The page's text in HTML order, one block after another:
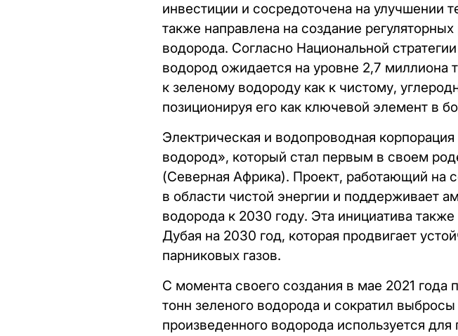
инвестиции и сосредоточена на улучшении
также направлена на создание
водорода. Согласно Национальной
водород ожидается на уровне 2,7 миллиона
к зеленому водороду как к чистому,
позиционируя его как ключевой элемент в
Электрическая и водопроводная
водород», который стал первым в своем
(Северная Африка). Проект, работающий на
в области чистой энергии и поддерживает
водорода к 2030 году. Эта инициатива
Дубая на 2030 год, которая продвигает
парниковых газов.
С момента своего создания в мае 2021
тонн зеленого водорода и сократил
произведенного водорода используется